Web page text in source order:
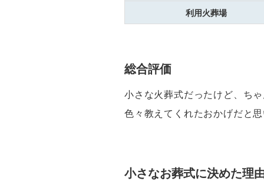
利用火葬場
総合評価
小さな火葬式だったけど、ち
色々教えてくれたおかげだと
小さなお葬式に決めた理